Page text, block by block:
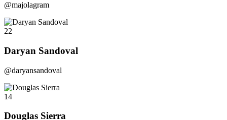
@majolagram
22
Daryan Sandoval
@daryansandoval
14
Douglas Sierra